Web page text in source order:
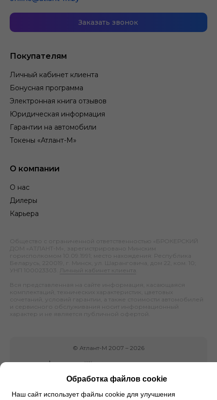
Покупателям
Личный кабинет клиента
Бонусная программа
Электронная книга отзывов
Юридическая информация
Гарантии на автомобили
Токены «Атлант-М»
О компании
О нас
Дилеры
Карьера
Заказать звонок
Общество с ограниченной ответственностью «БРОКЕРСКИЙ
ДОМ «АТЛАНТ-М», зарегистрировано Минским
горисполкомом 10.09.1991; место нахождения: Республика
Беларусь, 220019, г. Минск, ул. Шаранговича, дом 22, ком. 10;
УНП 100023303.
Личный кабинет клиента
Вся представленная на сайте информация, касающаяся
комплектаций, технических характеристик, цветовых
сочетаний, условий гарантии, а также стоимости автомобилей
и сервисного обслуживания носит информационный
характер и не является публичной офертой.
© Атлант-М 2007 – 2026
Обработка файлов cookie
Наш сайт использует файлы cookie для улучшения